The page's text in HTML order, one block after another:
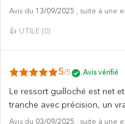
Avis du 13/09/2025 , suite à une
👍 UTILE (0)
5/5 Avis vérifié
Le ressort guilloché est net
tranche avec précision, un
Avis du 03/09/2025 , suite à une